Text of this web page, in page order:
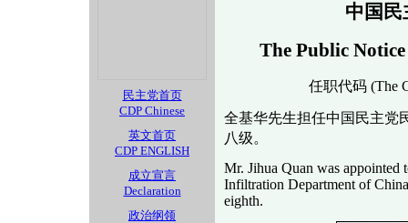
民主党首页
CDP Chinese
英文首页
CDP ENGLISH
成立宣言
Declaration
政治纲领
中国
The Public
任职代码 (The
全基华先生担任中国民主党
八级。
Mr. Jihua Quan was appointed
Infiltration Department of
eighth.